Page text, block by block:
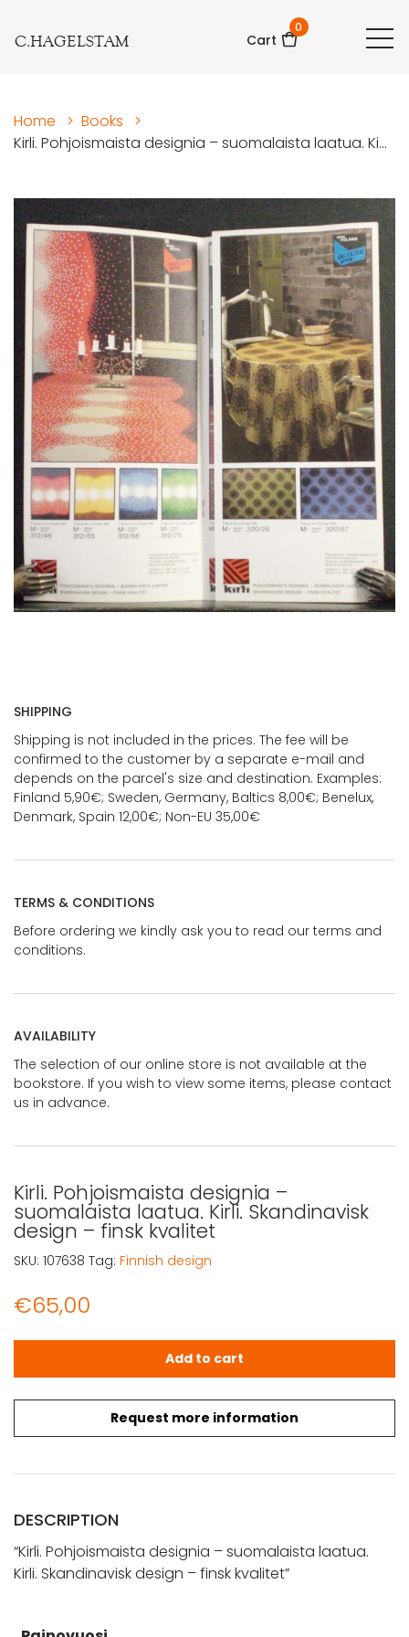
C.HAGELSTAM Cart
0
Home > Books
>
Kirli. Pohjoismaista designia – suomalaista laatua. Ki...
SHIPPING
Shipping is not included in the prices. The fee will be
confirmed to the customer by a separate e-mail and
depends on the parcel's size and destination. Examples:
Finland 5,90€; Sweden, Germany, Baltics 8,00€; Benelux,
Denmark, Spain 12,00€; Non-EU 35,00€
TERMS & CONDITIONS
Before ordering we kindly ask you to read our terms and
conditions.
AVAILABILITY
The selection of our online store is not available at the
bookstore. If you wish to view some items, please contact
us in advance.
Kirli. Pohjoismaista designia –
suomalaista laatua. Kirli. Skandinavisk
design – finsk kvalitet
€65,00
Request more information
Kirli. Pohjoismaista designia - suomalaista laatua. Kirli.
Add to cart
SKU: 107638 Tag: Finnish design
DESCRIPTION
“Kirli. Pohjoismaista designia – suomalaista laatua.
Kirli. Skandinavisk design – finsk kvalitet”